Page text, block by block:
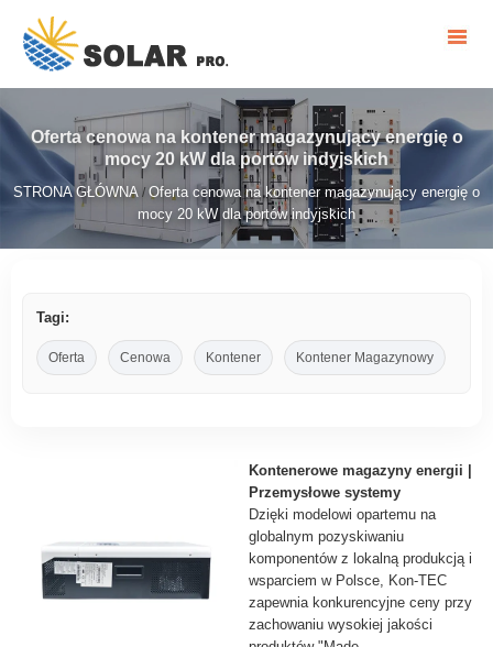
Oferta cenowa na kontener magazynujący energię o
mocy 20 kW dla portów indyjskich
STRONA GŁÓWNA / Oferta cenowa na kontener magazynujący energię o
mocy 20 kW dla portów indyjskich
Tagi:
Oferta Cenowa Kontener Kontener Magazynowy
Kontenerowe magazyny energii |
Przemysłowe systemy
Dzięki modelowi opartemu na
globalnym pozyskiwaniu
komponentów z lokalną produkcją i
wsparciem w Polsce, Kon-TEC
zapewnia konkurencyjne ceny przy
zachowaniu wysokiej jakości